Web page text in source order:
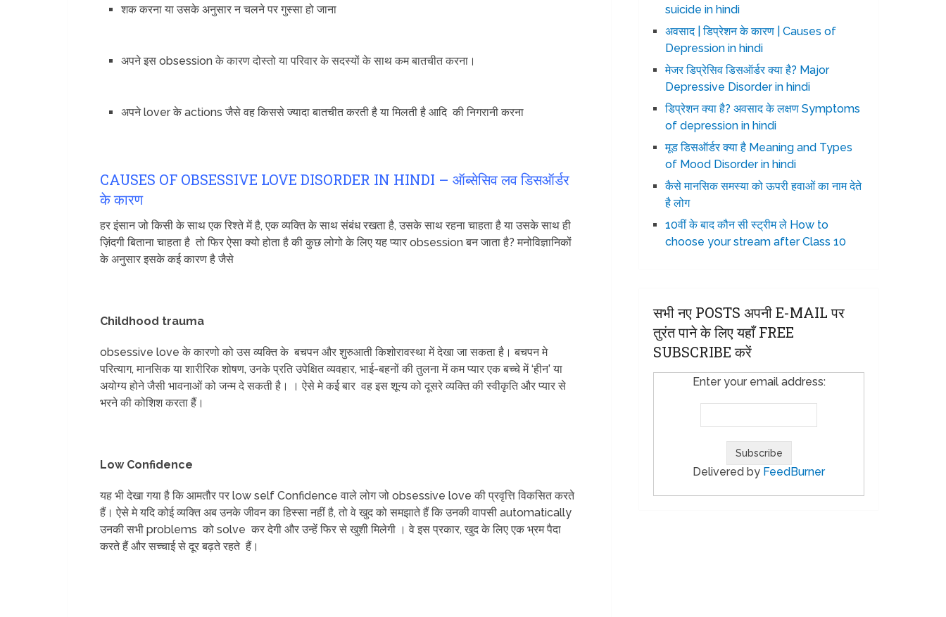
शक करना या उसके अनुसार न चलने पर गुस्सा हो जाना
अपने इस obsession के कारण दोस्तो या परिवार के सदस्यों के साथ कम बातचीत करना।
अपने lover के actions जैसे वह किससे ज्यादा बातचीत करती है या मिलती है आदि की निगरानी करना
CAUSES OF OBSESSIVE LOVE DISORDER IN HINDI – ऑब्सेसिव लव डिसऑर्डर
के कारण
हर इंसान जो किसी के साथ एक रिश्ते में है, एक व्यक्ति के साथ संबंध रखता है, उसके साथ रहना चाहता है या उसके साथ ही
ज़िंदगी बिताना चाहता है तो फिर ऐसा क्यो होता है की कुछ लोगो के लिए यह प्यार obsession बन जाता है? मनोविज्ञानिकों
के अनुसार इसके कई कारण है जैसे
Childhood trauma
obsessive love के कारणो को उस व्यक्ति के बचपन और शुरुआती किशोरावस्था में देखा जा सकता है। बचपन मे
परित्याग, मानसिक या शारीरिक शोषण, उनके प्रति उपेक्षित व्यवहार, भाई-बहनों की तुलना में कम प्यार एक बच्चे में ‘हीन’ या
अयोग्य होने जैसी भावनाओं को जन्म दे सकती है। । ऐसे मे कई बार वह इस शून्य को दूसरे व्यक्ति की स्वीकृति और प्यार से
भरने की कोशिश करता हैं।
Low Confidence
यह भी देखा गया है कि आमतौर पर low self Confidence वाले लोग जो obsessive love की प्रवृत्ति विकसित करते
हैं। ऐसे मे यदि कोई व्यक्ति अब उनके जीवन का हिस्सा नहीं है, तो वे खुद को समझाते हैं कि उनकी वापसी automatically
उनकी सभी problems को solve कर देगी और उन्हें फिर से खुशी मिलेगी । वे इस प्रकार, खुद के लिए एक भ्रम पैदा
करते हैं और सच्चाई से दूर बढ़ते रहते हैं।
suicide in hindi
अवसाद | डिप्रेशन के कारण | Causes of
Depression in hindi
मेजर डिप्रेसिव डिसऑर्डर क्या है? Major
Depressive Disorder in hindi
डिप्रेशन क्या है? अवसाद के लक्षण Symptoms
of depression in hindi
मूड डिसऑर्डर क्या है Meaning and Types
of Mood Disorder in hindi
कैसे मानसिक समस्या को ऊपरी हवाओं का नाम देते
है लोग
10वीं के बाद कौन सी स्ट्रीम ले How to
choose your stream after Class 10
सभी नए POSTS अपनी E-MAIL पर
तुरंत पाने के लिए यहाँ FREE
SUBSCRIBE करें
Enter your email address:
Delivered by FeedBurner